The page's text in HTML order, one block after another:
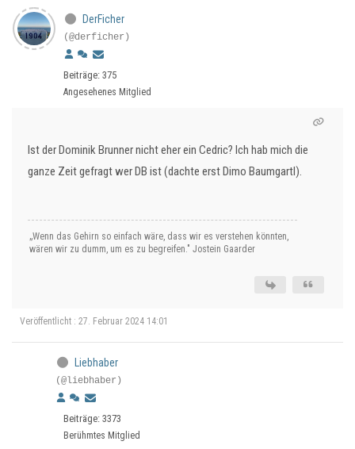
DerFicher
(@derficher)
Beiträge: 375
Angesehenes Mitglied
Ist der Dominik Brunner nicht eher ein Cedric? Ich hab mich die
ganze Zeit gefragt wer DB ist (dachte erst Dimo Baumgartl).
„Wenn das Gehirn so einfach wäre, dass wir es verstehen könnten,
wären wir zu dumm, um es zu begreifen." Jostein Gaarder
Veröffentlicht : 27. Februar 2024 14:01
Liebhaber
(@liebhaber)
Beiträge: 3373
Berühmtes Mitglied